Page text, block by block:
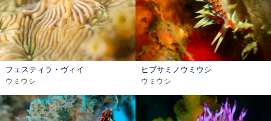
フェスティラ・ヴィイ
ウミウシ
ヒブサミノウミウシ
ウミウシ